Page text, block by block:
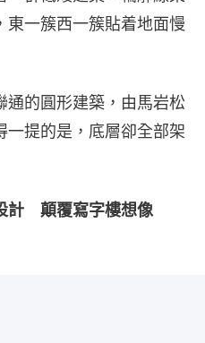
東一簇西一簇貼着地面慢
通的圓形建築，由馬岩松
一提的是，底層卻全部架
計　顛覆寫字樓想像